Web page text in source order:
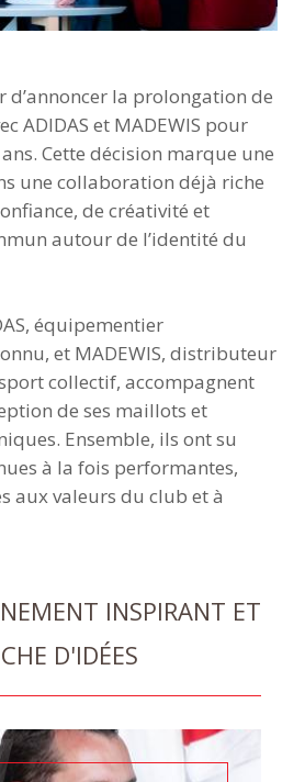
d’annoncer la prolongation de
ADIDAS et MADEWIS pour
Cette décision marque une
une collaboration déjà riche
de créativité et
autour de l’identité du
équipementier
et MADEWIS, distributeur
collectif, accompagnent
de ses maillots et
Ensemble, ils ont su
à la fois performantes,
aux valeurs du club et à
INSPIRANT ET
D'IDÉES